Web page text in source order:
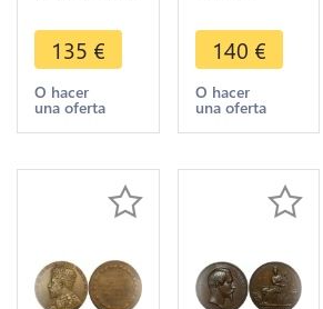
1795
Auctioneer
Halfpenny
UNC
135 €
O hacer
una oferta
Medal 1st
minister Sir
Winston
Churchill
Rainbow
Silver UNC
140 €
O hacer
una oferta